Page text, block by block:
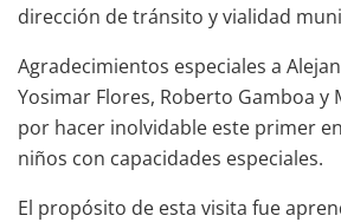
dirección de tránsito y vialidad
Agradecimientos especiales a
Yosimar Flores, Roberto Gamboa y
por hacer inolvidable este primer
niños con capacidades especiales.
El propósito de esta visita fue